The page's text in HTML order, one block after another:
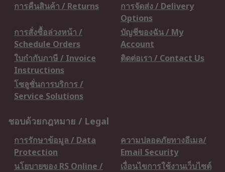
การคืนสินค้า / Returns
การจัดส่ง / Delivery
Options
การสั่งซื้อล่วงหน้า /
Schedule Orders
บัญชีของฉัน / My
Account
ใบกำกับภาษี / Invoice
Instructions
ติดต่อเรา / Contact Us
โซลูชั่นการบริการ /
Service Solutions
ชอบด้วยกฎหมาย / Legal
การรักษาข้อมูล / Data
Protection
ความปลอดภัยทางอีเมล/
Email Security
นโยบายของ RS Online /
เงื่อนไขการใช้งานเว็บไซต์